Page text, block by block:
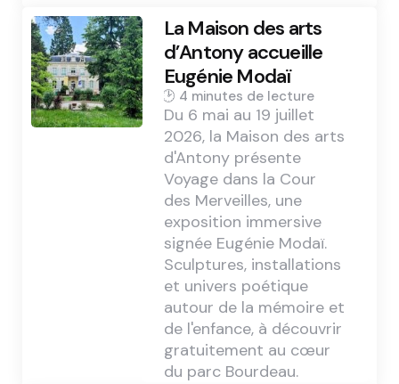
La Maison des arts
d’Antony accueille
Eugénie Modaï
4 min
Du 6 mai au 19 juillet
2026, la Maison des arts
d'Antony présente
Voyage dans la Cour
des Merveilles, une
exposition immersive
signée Eugénie Modaï.
Sculptures, installations
et univers poétique
autour de la mémoire et
de l'enfance, à découvrir
gratuitement au cœur
du parc Bourdeau.